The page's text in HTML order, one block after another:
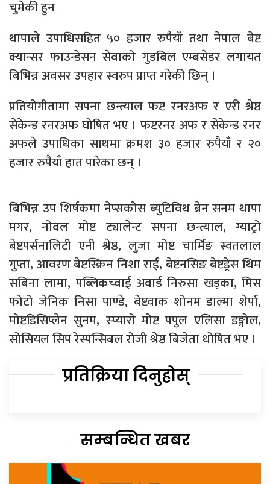
चुमेकी हुन
थापाले उपाधिसहित ५० हजार रुपैयाँ तथा नेपाल बेष्ट
क्यान्सर फाउन्डेसन सेवाको गुडबिल एम्बसेडर लगायत
बिभिन्न अवसर उपहार स्वरुप प्राप्त गरेकी छिन् ।
प्रतियोगीतामा सपना छन्त्याल फष्ट रनरअफ र एरी श्रेष्ठ
सेकेन्ड रनरअफ घोषित भए । फष्टरनर अफ र सेकेन्ड रनर
अफले उपाधिका साथमा क्रमश ३० हजार रुपैयाँ र २०
हजार रुपैयाँ हात पारेका छन् ।
बिभिन्न उप शिर्षकमा नेप्सकोस ब्युटिविथ ब्रेन सनम थापा
मगर, नोवल मोष्ट ट्यालेन्ट सपना छन्त्याल, ग्याट्रो
बेष्टपर्सनालिटी एनी श्रेष्ठ, लुजा मोष्ट चार्मिङ स्वतलाल
गुप्ता, आवरण बेष्टस्क्रिन निशा राई, बेष्टनसिङ बेष्टड्रेस थिम
सबिना लामा, पब्लिकच्वाई अवार्ड निरुसा खड्का, मिस
फोटो जेनिक निसा पाण्डे, बेष्टवाक शोनम डाल्मा शेर्पा,
मोष्टडिसिप्लेन सुनम, स्प्यारो मोष्ट पपुल एलिसा डङ्गोल,
सोसियल सिप रेस्पन्सिबल रोजी श्रेष्ठ बिजेता धोषित भए ।
प्रतिक्रिया दिनुहोस्
सम्बन्धित खबर